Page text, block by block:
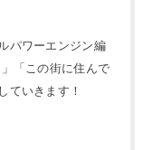
パワーエンジン編
「この街に住んで
ていきます！